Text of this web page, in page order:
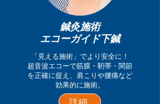
鍼灸施術
​エコーガイド下鍼​
「見える施術」でより安全に！
超音波エコーで筋膜・靭帯・関節
を正確に捉え、肩こりや腰痛など
効果的に施術。